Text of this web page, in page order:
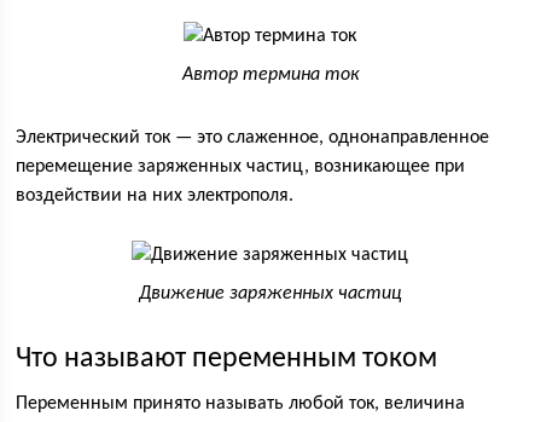
Автор термина ток
Электрический ток — это слаженное, однонаправленное
перемещение заряженных частиц, возникающее при
воздействии на них электрополя.
Движение заряженных частиц
Что называют переменным током
Переменным принято называть любой ток, величина